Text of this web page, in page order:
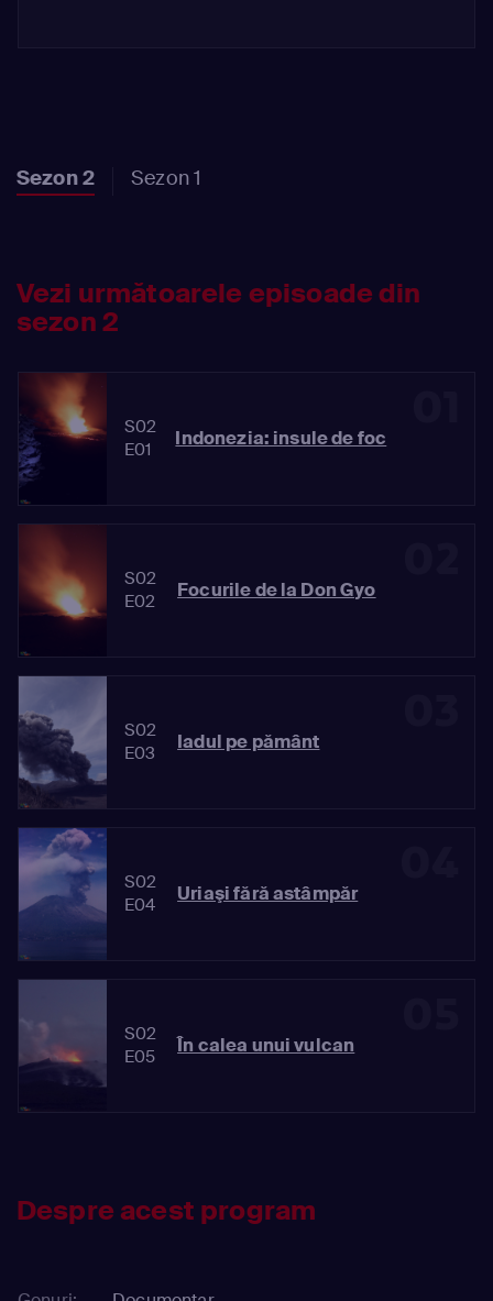
Sezon 2 Sezon 1
Vezi următoarele episoade din
sezon 2
S02
E01
Indonezia: insule de foc
S02
E02
Focurile de la Don Gyo
S02
E03
Iadul pe pământ
S02
E04
Uriaşi fără astâmpăr
S02
E05
În calea unui vulcan
Despre acest program